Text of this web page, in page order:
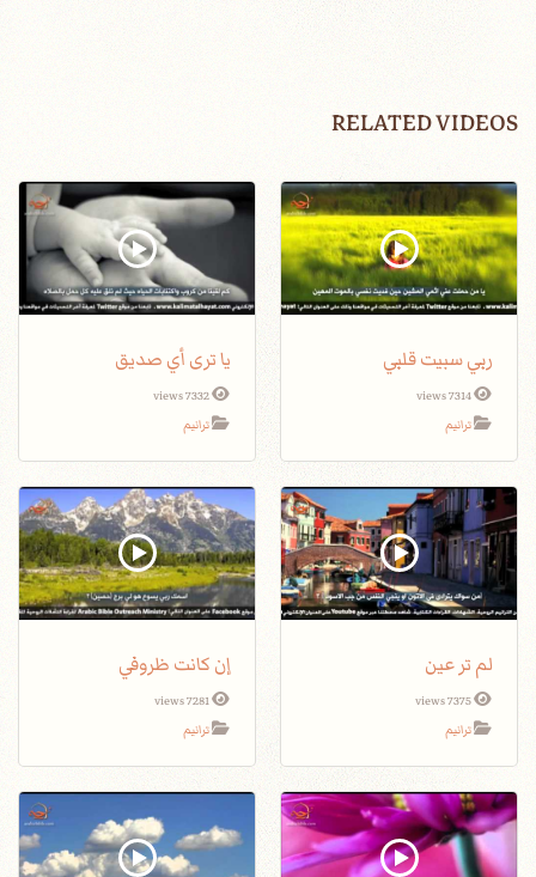
RELATED VIDEOS
ربي سبيت قلبي
7314 views
ترانيم
يا ترى أي صديق
7332 views
ترانيم
لم تر عين
7375 views
ترانيم
إن كانت ظروفي
7281 views
ترانيم